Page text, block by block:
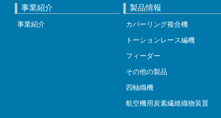
事業紹介
事業紹介
製品情報
カバーリング複合機
トーションレース編機
フィーダー
その他の製品
四軸織機
航空機用炭素繊維織物装置